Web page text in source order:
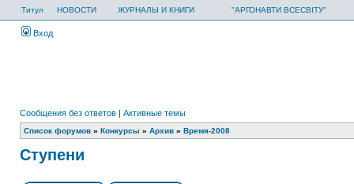
Титул НОВОСТИ ЖУРНАЛЫ И КНИГИ "АРГОНАВТИ ВСЕСВІТУ"
Вход
Сообщения без ответов | Активные темы
Список форумов » Конкурсы » Архив » Время-2008
Ступени